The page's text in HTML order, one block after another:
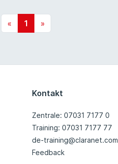
« 1 »
Kontakt
Zentrale: 07031 7177 0
Training: 07031 7177 77
de-training@claranet.com
Feedback